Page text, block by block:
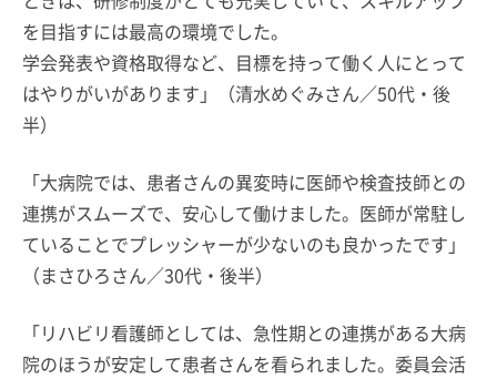
を目指すには最高の環境でした。
学会発表や資格取得など、目標を持って働く人にとって
はやりがいがあります」（清水めぐみさん／50代・後
半）
「大病院では、患者さんの異変時に医師や検査技師との
連携がスムーズで、安心して働けました。医師が常駐し
ていることでプレッシャーが少ないのも良かったです」
（まさひろさん／30代・後半）
「リハビリ看護師としては、急性期との連携がある大病
院のほうが安定して患者さんを看られました。委員会活